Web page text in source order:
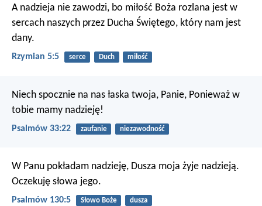
A nadzieja nie zawodzi, bo miłość Boża rozlana jest w
sercach naszych przez Ducha Świętego, który nam jest
dany.
Rzymian 5:5 serce Duch miłość
Niech spocznie na nas łaska twoja, Panie, Ponieważ w
tobie mamy nadzieję!
Psalmów 33:22 zaufanie niezawodność
W Panu pokładam nadzieję, Dusza moja żyje nadzieją.
Oczekuję słowa jego.
Psalmów 130:5 Słowo Boże dusza